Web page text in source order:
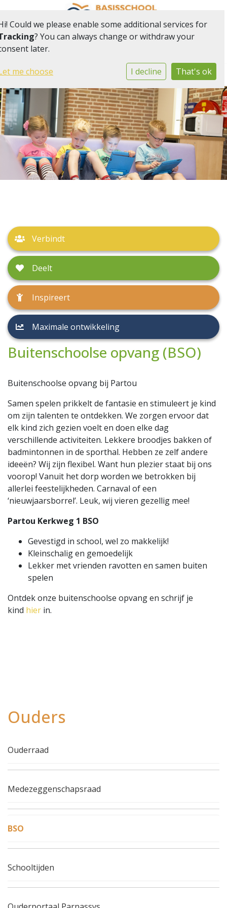
Verbindt
Deelt
Inspireert
Maximale ontwikkeling
Buitenschoolse opvang (BSO)
Buitenschoolse opvang bij Partou
Samen spelen prikkelt de fantasie en stimuleert je kind
om zijn talenten te ontdekken. We zorgen ervoor dat
elk kind zich gezien voelt en doen elke dag
verschillende activiteiten. Lekkere broodjes bakken of
badmintonnen in de sporthal. Hebben ze zelf andere
ideeën? Wij zijn flexibel. Want hun plezier staat bij ons
voorop! Vanuit het dorp worden we betrokken bij
allerlei feestelijkheden. Carnaval of een
‘nieuwjaarsborrel’. Leuk, wij vieren gezellig mee!
Partou Kerkweg 1 BSO
Gevestigd in school, wel zo makkelijk!
Kleinschalig en gemoedelijk
Lekker met vrienden ravotten en samen buiten
spelen
Ontdek onze buitenschoolse opvang en schrijf je
kind hier in.
Ouders
Ouderraad
Medezeggenschapsraad
BSO
Schooltijden
Could we please enable some additional services for
? You can always change or withdraw your
later.
me choose I decline That's ok